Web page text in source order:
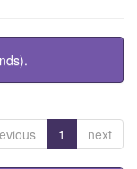
1 next